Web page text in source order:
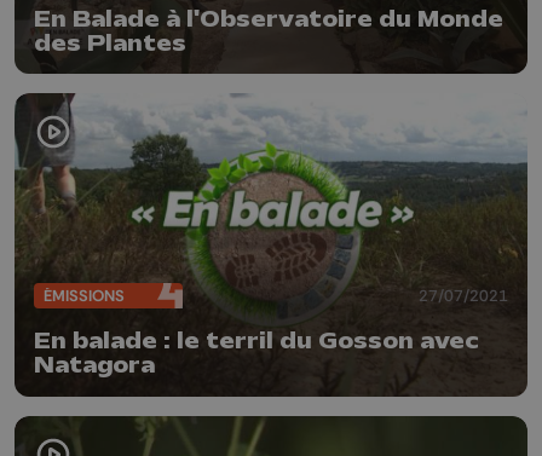
En Balade à l'Observatoire du Monde
des Plantes
ÉMISSIONS 27/07/2021
En balade : le terril du Gosson avec
Natagora